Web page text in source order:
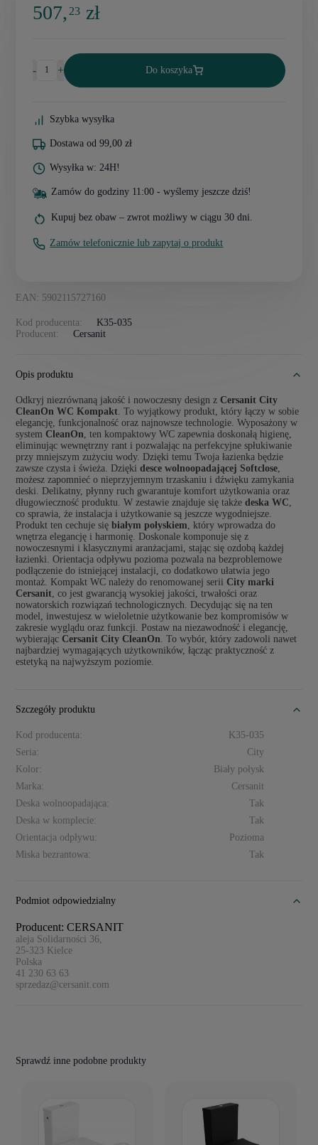
EAN: 5902115727160
Kod producenta:
K35-035
Producent:
Cersanit
507,23 zł
- + Do koszyka
Szybka wysyłka
Dostawa od 99,00 zł
Wysyłka w: 24H!
Zamów do godziny 11:00 - wyślemy jeszcze dziś!
Kupuj bez obaw – zwrot możliwy w ciągu 30 dni.
Zamów telefonicznie lub zapytaj o produkt
Opis produktu
Odkryj niezrównaną jakość i nowoczesny design zCersanit City
CleanOn WC Kompakt . To wyjątkowy produkt, który łączy w sobie
elegancję, funkcjonalność oraz najnowsze technologie. Wyposażony w
systemCleanOn , ten kompaktowy WC zapewnia doskonałą higienę,
eliminując wewnętrzny rant i pozwalając na perfekcyjne spłukiwanie
przy mniejszym zużyciu wody. Dzięki temu Twoja łazienka będzie
zawsze czysta i świeża. Dziękidesce wolnoopadającej Softclose
możesz zapomnieć o nieprzyjemnym trzaskaniu i dźwięku zamykania
deski. Delikatny, płynny ruch gwarantuje komfort użytkowania oraz
długowieczność produktu. W zestawie znajduje się takżedeska WC
co sprawia, że instalacja i użytkowanie są jeszcze wygodniejsze.
Produkt ten cechuje siębiałym połyskiem , który wprowadza do
wnętrza elegancję i harmonię. Doskonale komponuje się z
nowoczesnymi i klasycznymi aranżacjami, stając się ozdobą każdej
łazienki. Orientacja odpływu pozioma pozwala na bezproblemowe
podłączenie do istniejącej instalacji, co dodatkowo ułatwia jego
montaż. Kompakt WC należy do renomowanej seriiCity marki
Cersanit , co jest gwarancją wysokiej jakości, trwałości oraz
nowatorskich rozwiązań technologicznych. Decydując się na ten
model, inwestujesz w wieloletnie użytkowanie bez kompromisów w
zakresie wyglądu oraz funkcji. Postaw na niezawodność i elegancję,
wybierającCersanit City CleanOn . To wybór, który zadowoli nawet
najbardziej wymagających użytkowników, łącząc praktyczność z
estetyką na najwyższym poziomie.
Szczegóły produktu
Kod producenta:
K35-035
Seria:
City
Kolor:
Biały połysk
Marka:
Cersanit
Deska wolnoopadająca:
Tak
Deska w komplecie:
Tak
Orientacja odpływu:
Pozioma
Miska bezrantowa:
Tak
Podmiot odpowiedzialny
Producent: CERSANIT
aleja Solidarności 36,
25-323 Kielce
Polska
41 230 63 63
sprzedaz@cersanit.com
Sprawdź inne podobne produkty